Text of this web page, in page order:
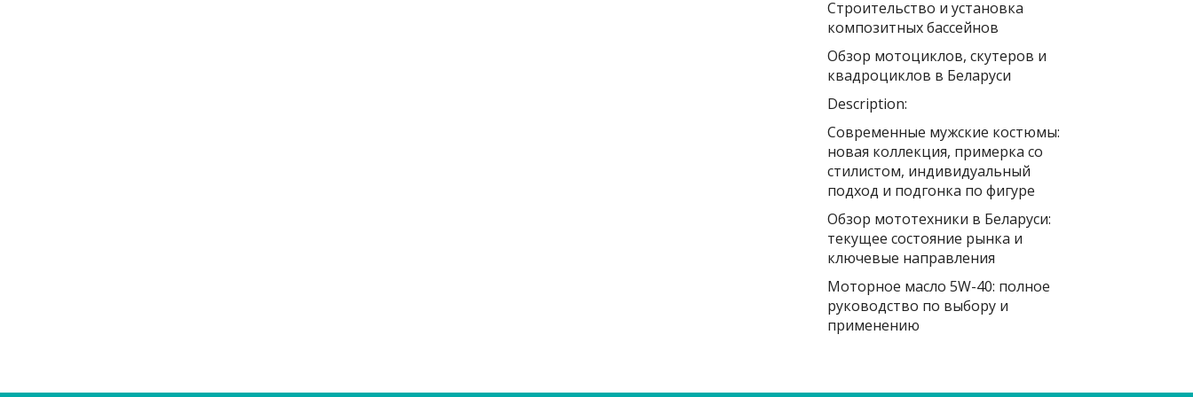
Строительство и установка
композитных бассейнов
Обзор мотоциклов, скутеров и
квадроциклов в Беларуси
Description:
Современные мужские костюмы:
новая коллекция, примерка со
стилистом, индивидуальный
подход и подгонка по фигуре
Обзор мототехники в Беларуси:
текущее состояние рынка и
ключевые направления
Моторное масло 5W-40: полное
руководство по выбору и
применению